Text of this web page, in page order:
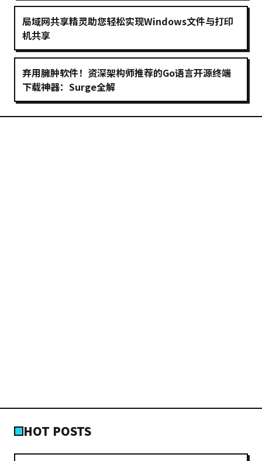
局域网共享精灵助您轻松实现Windows文件与打印
机共享
弃用臃肿软件！资深架构师推荐的Go语言开源终端
下载神器：Surge全解
HOT POSTS